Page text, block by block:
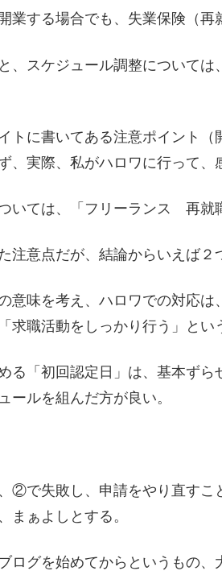
業する場合でも、失業保険（再
、スケジュール調整について
トに書いてある注意ポイント（
、実際、私がハロワに行って、
いては、「フリーランス 再就
注意点だが、結論からいえば２
意味を考え、ハロワでの対応は
求職活動をしっかり行う」とい
る「初回認定日」は、基本ずら
ールを組んだ方が良い。
②で失敗し、申請をやり直すこ
まぁよしとする。
ログを始めてからというもの